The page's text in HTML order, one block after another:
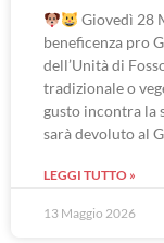
Giovedì 28
beneficenza pro
dell’Unità di
tradizionale o
gusto incontra la
sarà devoluto al
LEGGI TUTTO »
13 Maggio 2026